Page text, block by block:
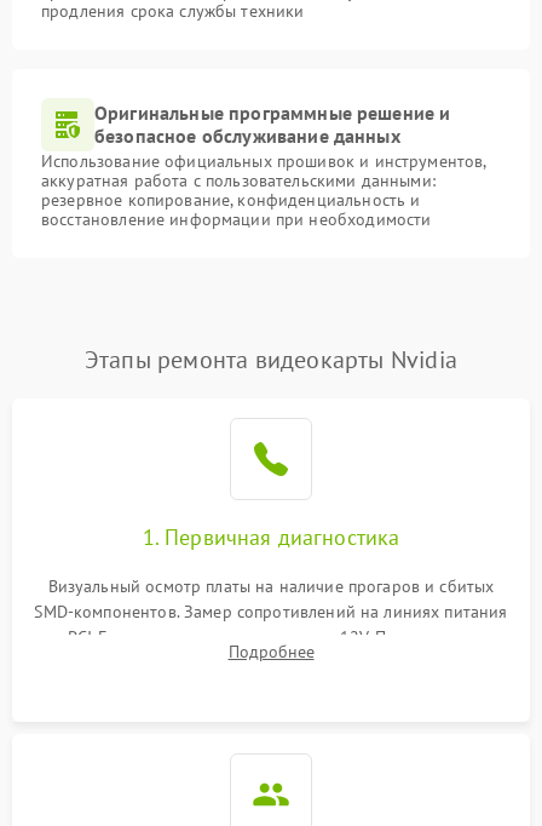
продления срока службы техники
Оригинальные программные решение и
безопасное обслуживание данных
Использование официальных прошивок и инструментов,
аккуратная работа с пользовательскими данными:
резервное копирование, конфиденциальность и
восстановление информации при необходимости
Этапы ремонта видеокарты Nvidia
1. Первичная диагностика
Визуальный осмотр платы на наличие прогаров и сбитых
SMD-компонентов. Замер сопротивлений на линиях питания
PCI-E и дополнительных разъемах 12V. Проверка на
короткое замыкание основных дросселей питания GPU и
Подробнее